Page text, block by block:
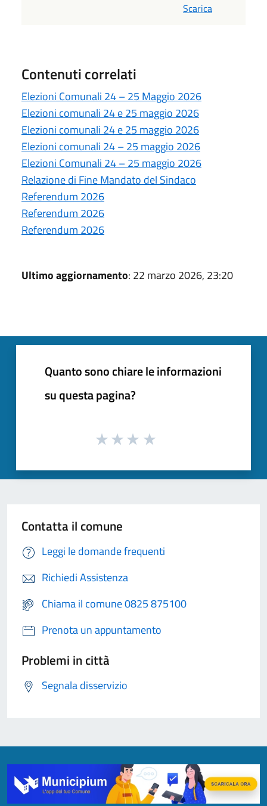
Scarica
Contenuti correlati
Elezioni Comunali 24 – 25 Maggio 2026
Elezioni comunali 24 e 25 maggio 2026
Elezioni comunali 24 e 25 maggio 2026
Elezioni comunali 24 – 25 maggio 2026
Elezioni Comunali 24 – 25 maggio 2026
Relazione di Fine Mandato del Sindaco
Referendum 2026
Referendum 2026
Referendum 2026
Ultimo aggiornamento: 22 marzo 2026, 23:20
Quanto sono chiare le informazioni
su questa pagina?
Contatta il comune
Leggi le domande frequenti
Richiedi Assistenza
Chiama il comune 0825 875100
Prenota un appuntamento
Problemi in città
Segnala disservizio